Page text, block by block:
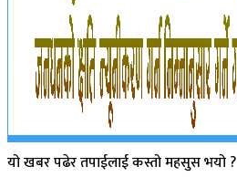
यो खबर पढेर तपाईलाई कस्तो महसुस भयो ?